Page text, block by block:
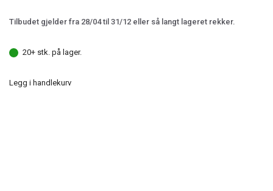
Tilbudet gjelder fra 28/04 til 31/12 eller så langt lageret rekker.
20+ stk. på lager.
Legg i handlekurv